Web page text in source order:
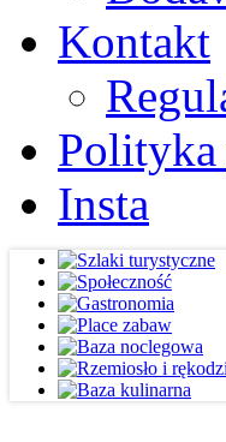
Kontakt
Polityka
Insta